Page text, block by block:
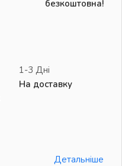
безкоштовна!
1-3 Дні
На доставку
Детальніше